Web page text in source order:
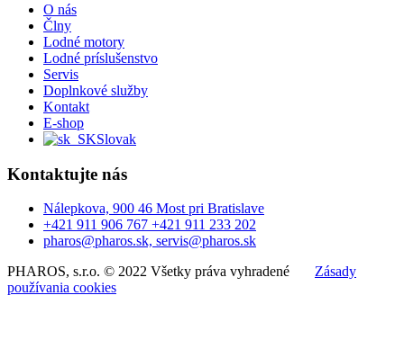
O nás
Člny
Lodné motory
Lodné príslušenstvo
Servis
Doplnkové služby
Kontakt
E-shop
Slovak
Kontaktujte nás
Nálepkova, 900 46 Most pri Bratislave
+421 911 906 767 +421 911 233 202
pharos@pharos.sk, servis@pharos.sk
PHAROS, s.r.o. © 2022 Všetky práva vyhradené Zásady
používania cookies